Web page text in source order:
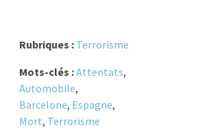
Rubriques : Terrorisme
Mots-clés :Attentats,
Automobile,
Barcelone, Espagne,
Mort, Terrorisme